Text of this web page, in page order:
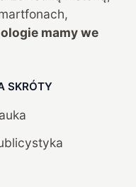
mamy we
SKRÓTY